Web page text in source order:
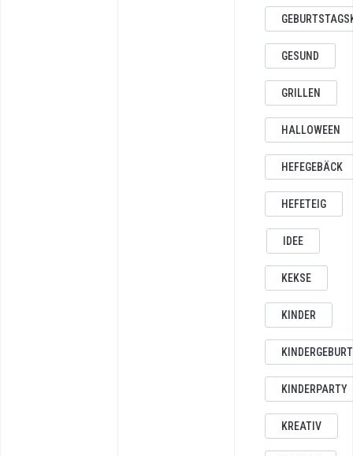
GESUND
GRILLEN
HALLOWEEN
HEFEGEBÄCK
HEFETEIG
IDEE
KEKSE
KINDER
KINDERPARTY
KREATIV